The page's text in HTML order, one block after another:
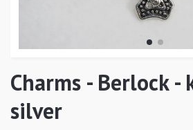
Charms - Berlock -
silver